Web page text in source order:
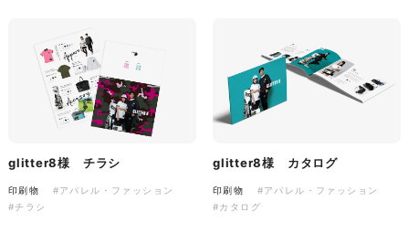
glitter8様 チラシ
印刷物
#アパレル・ファッション
#チラシ
glitter8様 カタログ
印刷物
#アパレル・ファッション
#カタログ